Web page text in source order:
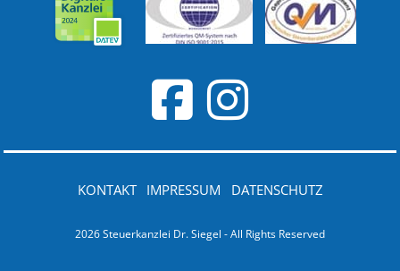
2026 Steuerkanzlei Dr. Siegel - All Rights Reserved
KONTAKT IMPRESSUM DATENSCHUTZ